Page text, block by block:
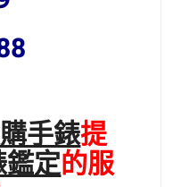
手錶提
定的服